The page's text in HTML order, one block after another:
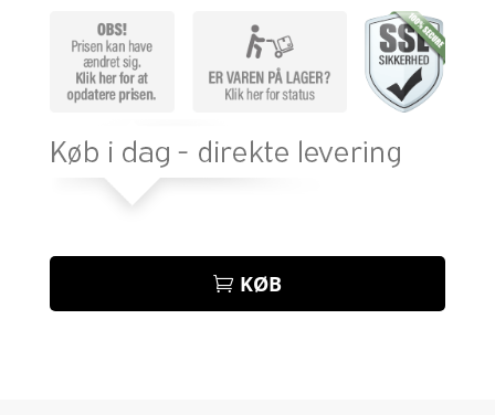
kundebedø
mmelser
KØB